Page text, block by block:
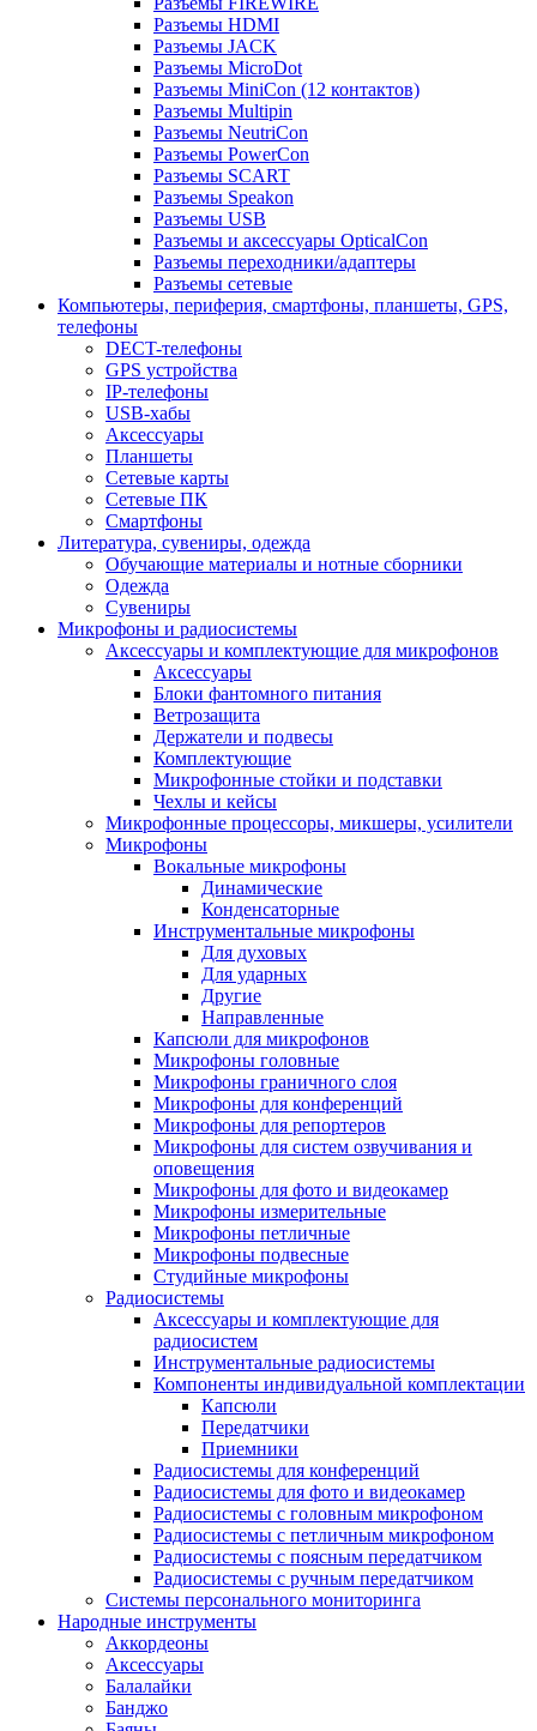
Разъемы HDMI
Разъемы JACK
Разъемы MicroDot
Разъемы MiniCon (12 контактов)
Разъемы Multipin
Разъемы NeutriCon
Разъемы PowerCon
Разъемы SCART
Разъемы Speakon
Разъемы USB
Разъемы и аксессуары OpticalCon
Разъемы переходники/адаптеры
Разъемы сетевые
Компьютеры, периферия, смартфоны, планшеты, GPS,
телефоны
DECT-телефоны
GPS устройства
IP-телефоны
USB-хабы
Аксессуары
Планшеты
Сетевые карты
Сетевые ПК
Смартфоны
Литература, сувениры, одежда
Обучающие материалы и нотные сборники
Одежда
Сувениры
Микрофоны и радиосистемы
Аксессуары и комплектующие для микрофонов
Аксессуары
Блоки фантомного питания
Ветрозащита
Держатели и подвесы
Комплектующие
Микрофонные стойки и подставки
Чехлы и кейсы
Микрофонные процессоры, микшеры, усилители
Микрофоны
Вокальные микрофоны
Динамические
Конденсаторные
Инструментальные микрофоны
Для духовых
Для ударных
Другие
Направленные
Капсюли для микрофонов
Микрофоны головные
Микрофоны граничного слоя
Микрофоны для конференций
Микрофоны для репортеров
Микрофоны для систем озвучивания и
оповещения
Микрофоны для фото и видеокамер
Микрофоны измерительные
Микрофоны петличные
Микрофоны подвесные
Студийные микрофоны
Радиосистемы
Аксессуары и комплектующие для
радиосистем
Инструментальные радиосистемы
Компоненты индивидуальной комплектации
Капсюли
Передатчики
Приемники
Радиосистемы для конференций
Радиосистемы для фото и видеокамер
Радиосистемы с головным микрофоном
Радиосистемы с петличным микрофоном
Радиосистемы с поясным передатчиком
Радиосистемы с ручным передатчиком
Системы персонального мониторинга
Народные инструменты
Аккордеоны
Аксессуары
Балалайки
Банджо